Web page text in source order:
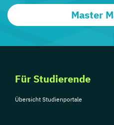
Master
Für Studierende
Übersicht Studienportale